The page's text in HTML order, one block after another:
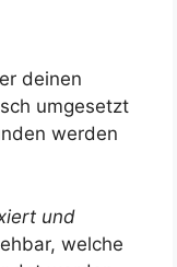
deinen
umgesetzt
werden
und
welche